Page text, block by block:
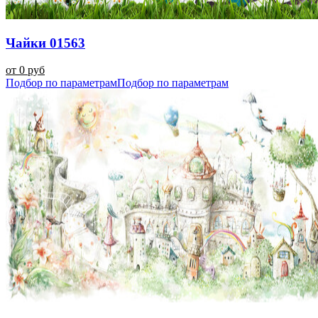
Чайки 01563
от 0 руб
Подбор по параметрамПодбор по параметрам